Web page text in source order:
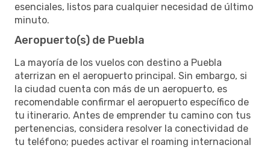
esenciales, listos para cualquier necesidad de último
minuto.
Aeropuerto(s) de Puebla
La mayoría de los vuelos con destino a Puebla
aterrizan en el aeropuerto principal. Sin embargo, si
la ciudad cuenta con más de un aeropuerto, es
recomendable confirmar el aeropuerto específico de
tu itinerario. Antes de emprender tu camino con tus
pertenencias, considera resolver la conectividad de
tu teléfono; puedes activar el roaming internacional